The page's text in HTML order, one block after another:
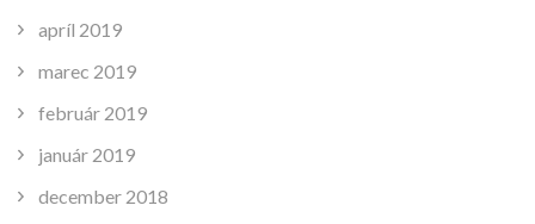
apríl 2019
marec 2019
február 2019
január 2019
december 2018